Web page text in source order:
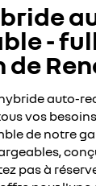
-
de
auto-
vos
de notre
pas à